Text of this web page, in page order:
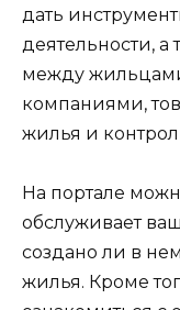
дать
деятельности,
между
компаниями,
жилья и
На портале
обслуживает
создано ли в
жилья. Кроме